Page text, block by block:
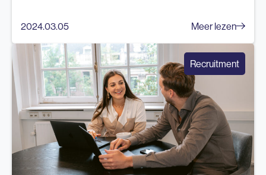
2024.03.05 Meer lezen
Recruitment